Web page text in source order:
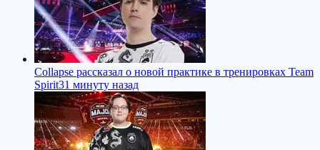
Collapse рассказал о новой практике в тренировках Team
Spirit31 минуту назад